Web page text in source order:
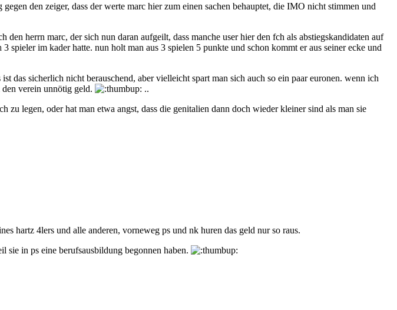
den zeiger, dass der werte marc hier zum einen sachen behauptet, die IMO nicht stimmen und
herrn marc, der sich nun daran aufgeilt, dass manche user hier den fch als abstiegskandidaten auf
im kader hatte. nun holt man aus 3 spielen 5 punkte und schon kommt er aus seiner ecke und
das sicherlich nicht berauschend, aber vielleicht spart man sich auch so ein paar euronen. wenn ich
verein unnötig geld.
..
zu legen, oder hat man etwa angst, dass die genitalien dann doch wieder kleiner sind als man sie
hartz 4lers und alle anderen, vorneweg ps und nk huren das geld nur so raus.
in ps eine berufsausbildung begonnen haben.